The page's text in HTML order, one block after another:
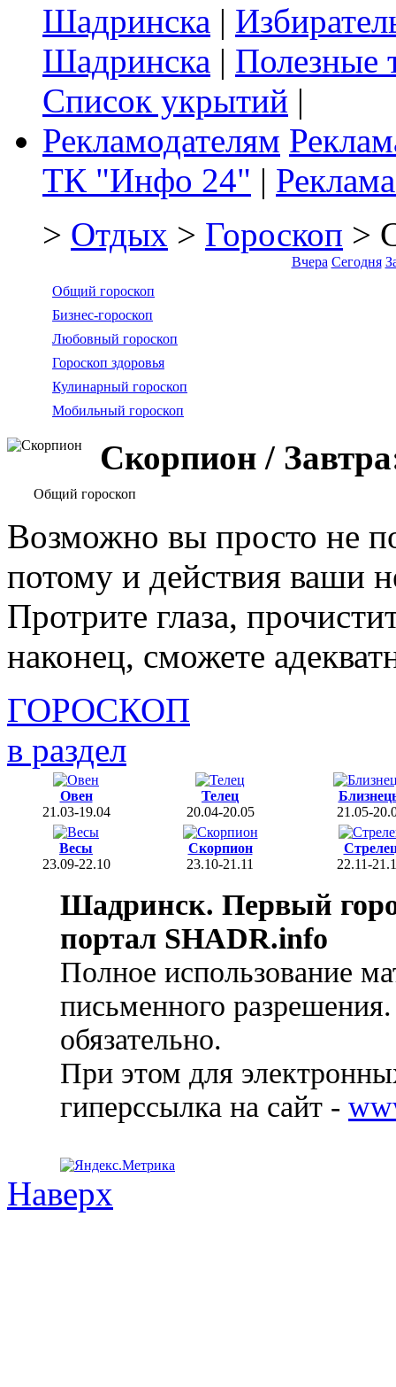
Шадринска |
Шадринска | Полезные
Список укрытий |
Рекламодателям
ТК "Инфо 24" |
> Отдых > Гороскоп >
Вчера Сегодня
Общий гороскоп
Бизнес-гороскоп
Любовный гороскоп
Гороскоп здоровья
Кулинарный гороскоп
Мобильный гороскоп
Скорпион /
Общий гороскоп
Возможно вы просто не
потому и действия ваши
Протрите глаза,
наконец, сможете
ГОРОСКОП
в раздел
Овен
21.03-19.04
Телец
20.04-20.05
21.05-
Весы
23.09-22.10
Скорпион
23.10-21.11
22.11-
Шадринск. Первый
портал SHADR.info
Полное использование
письменного
обязательно.
При этом для
гиперссылка на сайт -
Наверх